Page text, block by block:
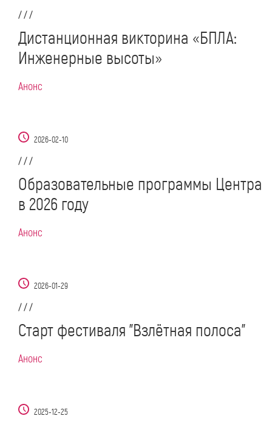
/ / /
Дистанционная викторина «БПЛА:
Инженерные высоты»
Анонс
2026-02-10
/ / /
Образовательные программы Центра
в 2026 году
Анонс
2026-01-29
/ / /
Старт фестиваля "Взлётная полоса"
Анонс
2025-12-25